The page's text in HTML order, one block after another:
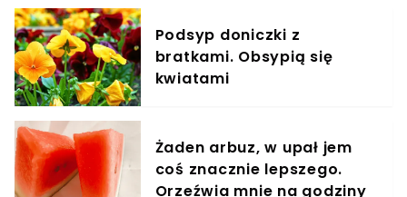
Podsyp doniczki z
bratkami. Obsypią się
kwiatami
Żaden arbuz, w upał jem
coś znacznie lepszego.
Orzeźwia mnie na godziny